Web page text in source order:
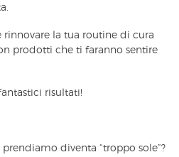
la tua routine di cura
prodotti che ti faranno sentire
risultati!
diventa “troppo sole”?